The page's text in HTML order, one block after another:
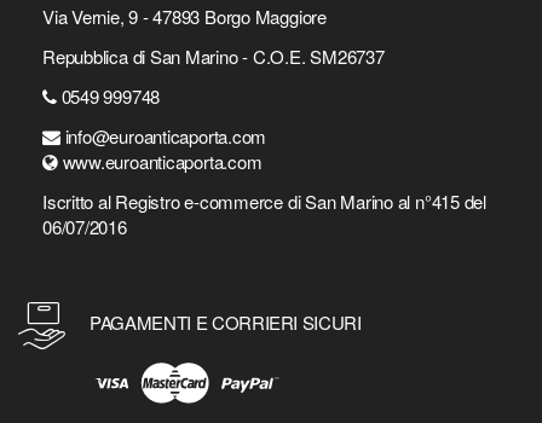
Via Vernie, 9 - 47893 Borgo Maggiore
Repubblica di San Marino - C.O.E. SM26737
0549 999748
info@euroanticaporta.com
www.euroanticaporta.com
Iscritto al Registro e-commerce di San Marino al n°415 del
06/07/2016
PAGAMENTI E CORRIERI SICURI